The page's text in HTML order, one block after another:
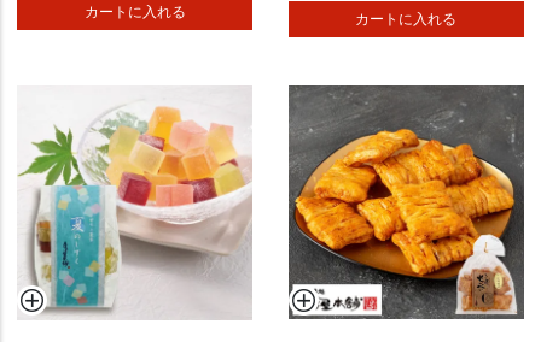
カートに入れる カートに入れる